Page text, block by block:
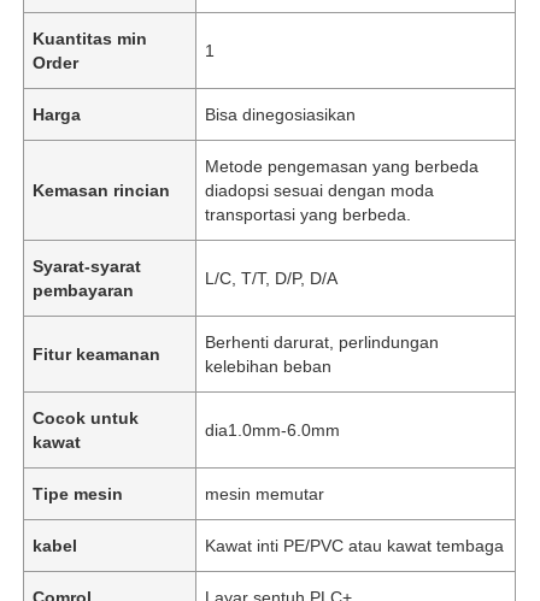
Kuantitas min
Order
1
Harga Bisa dinegosiasikan
Kemasan rincian
Metode pengemasan yang berbeda
diadopsi sesuai dengan moda
transportasi yang berbeda.
Syarat-syarat
pembayaran
L/C, T/T, D/P, D/A
Fitur keamanan
Berhenti darurat, perlindungan
kelebihan beban
Cocok untuk
kawat
dia1.0mm-6.0mm
Tipe mesin mesin memutar
kabel Kawat inti PE/PVC atau kawat tembaga
Comrol Layar sentuh PLC+